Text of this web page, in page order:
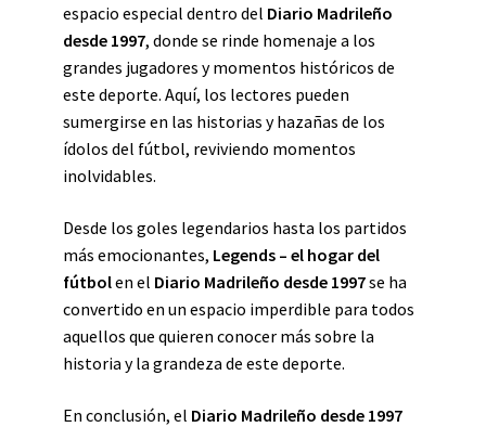
espacio especial dentro del Diario Madrileño
desde 1997, donde se rinde homenaje a los
grandes jugadores y momentos históricos de
este deporte. Aquí, los lectores pueden
sumergirse en las historias y hazañas de los
ídolos del fútbol, reviviendo momentos
inolvidables.
Desde los goles legendarios hasta los partidos
más emocionantes, Legends – el hogar del
fútbolen el Diario Madrileño desde 1997se ha
convertido en un espacio imperdible para todos
aquellos que quieren conocer más sobre la
historia y la grandeza de este deporte.
En conclusión, el Diario Madrileño desde 1997